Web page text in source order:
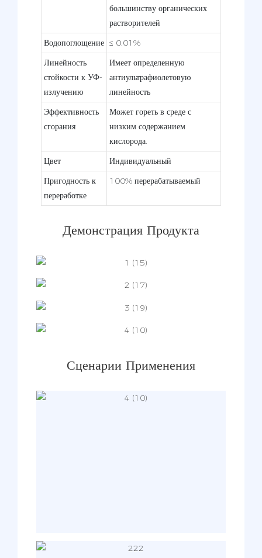
большинству органических
растворителей
Водопоглощение ≤ 0.01%
Линейность
стойкости к УФ-
излучению
Имеет определенную
антиультрафиолетовую
линейность
Эффективность
сгорания
Может гореть в среде с
низким содержанием
кислорода.
Цвет
Индивидуальный
Пригодность к
переработке
100% перерабатываемый
Демонстрация Продукта
Сценарии Применения